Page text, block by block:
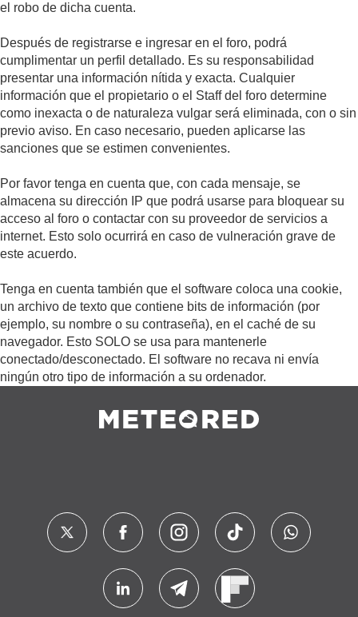
el robo de dicha cuenta.
Después de registrarse e ingresar en el foro, podrá
cumplimentar un perfil detallado. Es su responsabilidad
presentar una información nítida y exacta. Cualquier
información que el propietario o el Staff del foro determine
como inexacta o de naturaleza vulgar será eliminada, con o sin
previo aviso. En caso necesario, pueden aplicarse las
sanciones que se estimen convenientes.
Por favor tenga en cuenta que, con cada mensaje, se
almacena su dirección IP que podrá usarse para bloquear su
acceso al foro o contactar con su proveedor de servicios a
internet. Esto solo ocurrirá en caso de vulneración grave de
este acuerdo.
Tenga en cuenta también que el software coloca una cookie,
un archivo de texto que contiene bits de información (por
ejemplo, su nombre o su contraseña), en el caché de su
navegador. Esto SOLO se usa para mantenerle
conectado/desconectado. El software no recava ni envía
ningún otro tipo de información a su ordenador.